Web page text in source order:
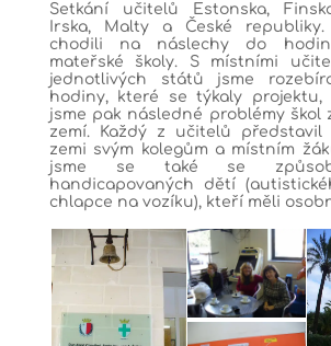
Setkání učitelů Estonska,
Irska, Malty a České
chodili na náslechy do
mateřské školy. S místními
jednotlivých států jsme
hodiny, které se týkaly projektu,
jsme pak následné problémy škol
zemí. Každý z učitelů
zemi svým kolegům a místním
jsme se také se
handicapovaných dětí
chlapce na vozíku), kteří měli